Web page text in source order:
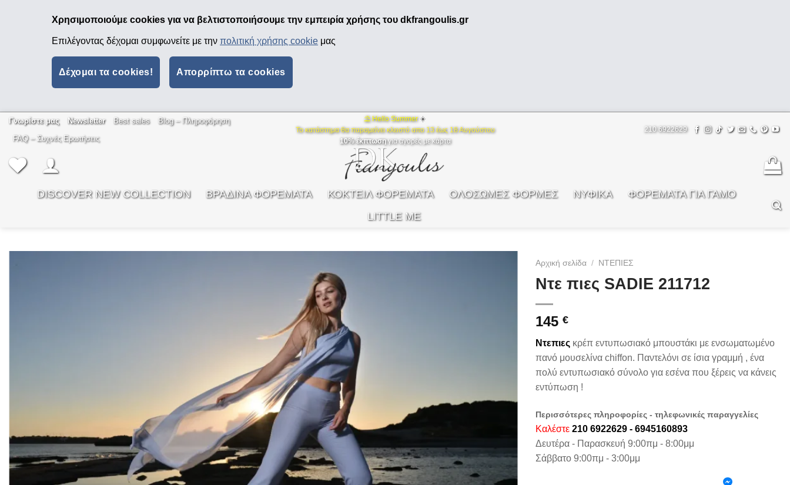
Χρησιμοποιούμε cookies για να βελτιστοποιήσουμε την εμπειρία χρήσης του dkfrangoulis.gr
Επιλέγοντας δέχομαι συμφωνείτε με την πολιτική χρήσης cookie μας
Δέχομαι τα cookies! Απορρίπτω τα cookies
Μετάβαση
Γνωρίστε μας Newsletter Best sales
Βlog – Πληροφόρηση
FAQ – Συχνές Ερωτήσεις
⛱ Hello Summer ☀️
Το κατάστημα θα παραμείνει κλειστό απο 13 έως 18 Αυγούστου
10% έκπτωσηγια αγορές με κάρτα
210 6922629
DISCOVER NEW COLLECTION ΒΡΑΔΙΝΑ ΦΟΡΕΜΑΤΑ ΚΟΚΤΕΙΛ ΦΟΡΕΜΑΤΑ ΟΛΟΣΩΜΕΣ ΦΟΡΜΕΣ ΝΥΦΙΚΑ
ΦOΡΕΜΑΤΑ ΓΙΑ ΓΑΜΟ
LITTLE ME
Αρχική σελίδα / ΝΤΕΠΙΕΣ
Ντε πιες SADIE 211712
145 €
Ντεπιες κρέπ εντυπωσιακό μπουστάκι με ενσωματωμένο
πανό μουσελίνα chiffon. Παντελόνι σε ίσια γραμμή , ένα
πολύ εντυπωσιακό σύνολο για εσένα που ξέρεις να κάνεις
εντύπωση !
Περισσότερες πληροφορίες - τηλεφωνικές παραγγελίες
Καλέστε 210 6922629 - 6945160893
Δευτέρα - Παρασκευή 9:00πμ - 8:00μμ
Σάββατο 9:00πμ - 3:00μμ